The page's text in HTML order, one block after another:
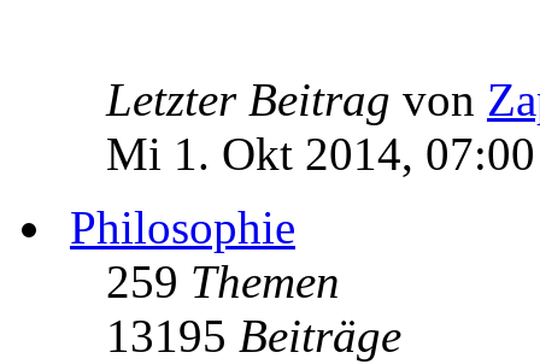
Letzter Beitrag von
Mi 1. Okt 2014, 07:00
Philosophie
259 Themen
13195 Beiträge